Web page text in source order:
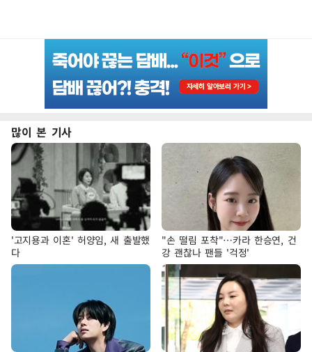
많이 본 기사
'고지용과 이혼' 허양임, 새 출발했
다
"손 떨림 포착"…카라 한승연, 건
강 괜찮나 팬들 '걱정'